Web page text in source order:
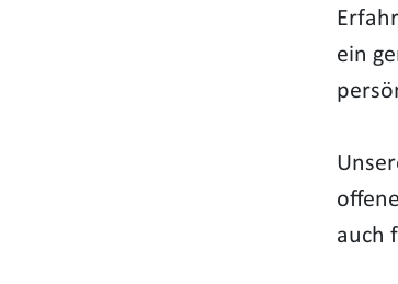
ein
auch